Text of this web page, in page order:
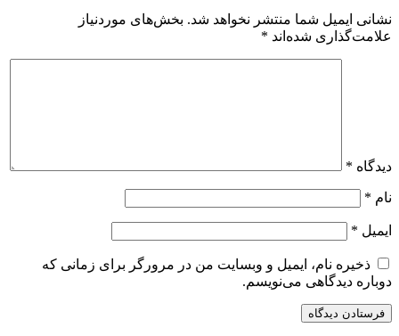
نشانی ایمیل شما منتشر نخواهد شد. بخش‌های موردنیاز
علامت‌گذاری شده‌اند *
دیدگاه *
نام *
ایمیل *
ذخیره نام، ایمیل و وبسایت من در مرورگر برای زمانی که
دوباره دیدگاهی می‌نویسم.